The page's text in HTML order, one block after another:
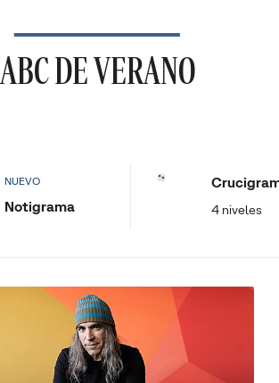
ABC DE VERANO
NUEVO
Notigrama 4 niveles